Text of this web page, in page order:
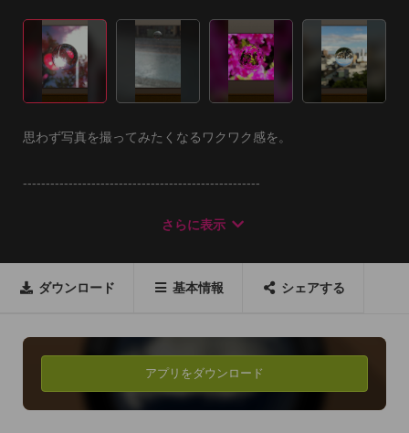
思わず写真を撮ってみたくなるワクワク感を。
----------------------------------------------------
沢山の方々のご愛用、ありがとうございます
MarbleCam は、マクロレンズでビー玉にピントを合わせて撮
のぼやけた風景との調和が美しい、ビー玉写真風・宙玉レンズ
で撮った写真風に仕上がるカメラアプリケーションです。
初めての方にとっては不思議な、ビー玉遊びをしたことがある
さらに表示
ダウンロード 基本情報 シェアする
アプリをダウンロード